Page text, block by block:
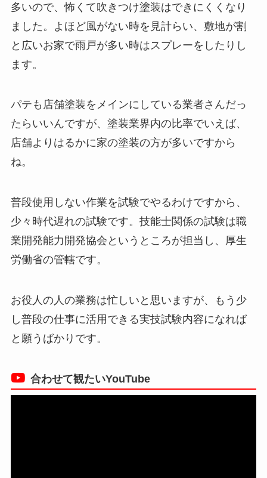
多いので、怖くて吹きつけ塗装はできにくくなり
ました。よほど風がない時を見計らい、敷地が割
と広いお家で雨戸が多い時はスプレーをしたりし
ます。
パテも店舗塗装をメインにしている業者さんだっ
たらいいんですが、塗装業界内の比率でいえば、
店舗よりはるかに家の塗装の方が多いですから
ね。
普段使用しない作業を試験でやるわけですから、
少々時代遅れの試験です。技能士関係の試験は職
業開発能力開発協会というところが担当し、厚生
労働省の管轄です。
お役人の人の業務は忙しいと思いますが、もう少
し普段の仕事に活用できる実技試験内容になれば
と願うばかりです。
合わせて観たいYouTube